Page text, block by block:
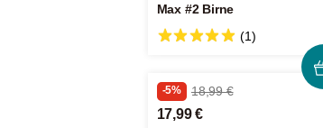
Max #2 Birne
(1)
-5% 18,99 €
17,99 €